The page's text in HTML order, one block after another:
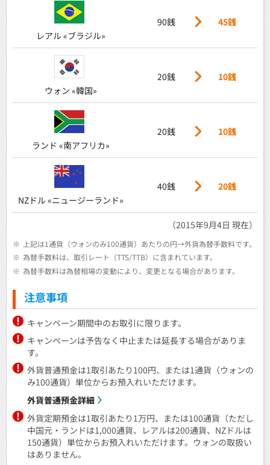
レアル «ブラジル»
90銭 45銭
ウォン «韓国»
20銭 10銭
ランド «南アフリカ»
20銭 10銭
NZドル «ニュージーランド»
40銭 20銭
（2015年9月4日 現在）
※
上記は1通貨（ウォンのみ100通貨）あたりの円→外貨為替手数料です。
※ 為替手数料は、取引レート（TTS/TTB）に含まれています。
※ 為替手数料は為替相場の変動により、変更となる場合があります。
注意事項
キャンペーン期間中のお取引に限ります。
キャンペーンは予告なく中止または延長する場合がありま
す。
外貨普通預金は1取引あたり100円、または1通貨（ウォンの
み100通貨）単位からお預入れいただけます。
外貨普通預金詳細
外貨定期預金は1取引あたり1万円、または100通貨（ただし
中国元・ランドは1,000通貨、レアルは200通貨、NZドルは
150通貨）単位からお預入れいただけます。ウォンの取扱い
はありません。